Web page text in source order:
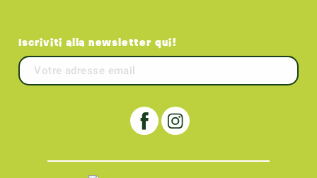
Iscriviti alla newsletter qui!